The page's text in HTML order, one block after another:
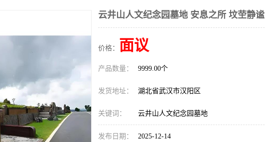
云井山人文纪念园墓地 安息之所 坟茔静谧
价格： 面议
产品数量： 9999.00个
发货地址： 湖北省武汉市汉阳区
关键词： 云井山人文纪念园墓地
发布日期： 2025-12-14